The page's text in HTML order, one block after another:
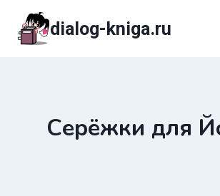
содержимому
dialog-kniga.ru
Серёжки для